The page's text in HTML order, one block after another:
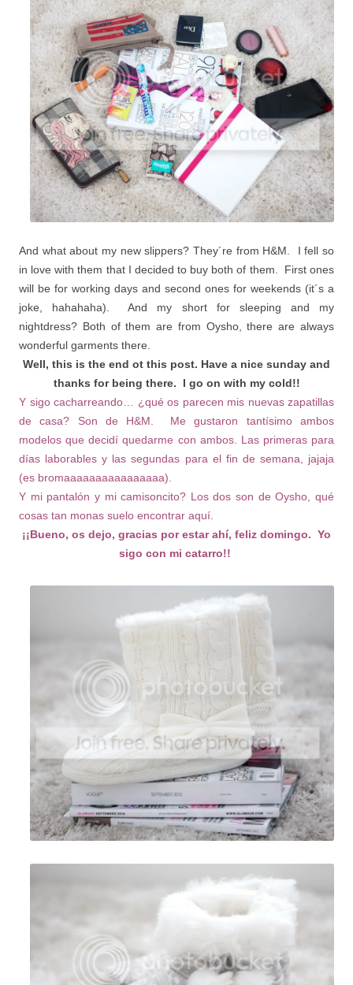
And what about my new slippers? They´re from H&M. I fell so
in love with them that I decided to buy both of them. First ones
will be for working days and second ones for weekends (it´s a
joke, hahahaha). And my short for sleeping and my
nightdress? Both of them are from Oysho, there are always
wonderful garments there.
Well, this is the end ot this post. Have a nice sunday and
thanks for being there. I go on with my cold!!
Y sigo cacharreando… ¿qué os parecen mis nuevas zapatillas
de casa? Son de H&M. Me gustaron tantísimo ambos
modelos que decidí quedarme con ambos. Las primeras para
días laborables y las segundas para el fin de semana, jajaja
(es bromaaaaaaaaaaaaaaaa).
Y mi pantalón y mi camisoncito? Los dos son de Oysho, qué
cosas tan monas suelo encontrar aquí.
¡¡Bueno, os dejo, gracias por estar ahí, feliz domingo. Yo
sigo con mi catarro!!